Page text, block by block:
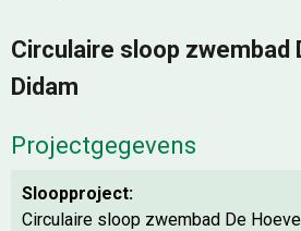
Circulaire sloop zwembad
Didam
Projectgegevens
Sloopproject:
Circulaire sloop zwembad De